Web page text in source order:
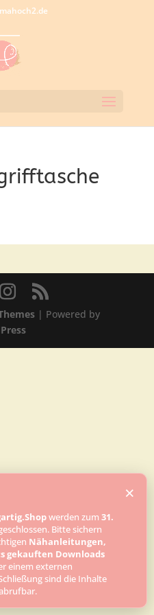
| Powered by
werden zum 31.
Bitte sichern
Nähanleitungen,
gekauften Downloads
einem externen
sind die Inhalte
×